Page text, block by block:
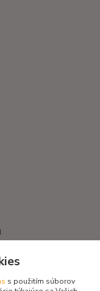
s použitím súborov